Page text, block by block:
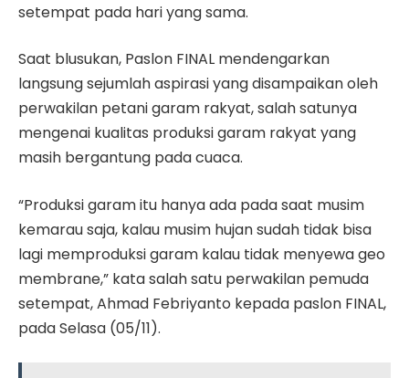
setempat pada hari yang sama.
Saat blusukan, Paslon FINAL mendengarkan
langsung sejumlah aspirasi yang disampaikan oleh
perwakilan petani garam rakyat, salah satunya
mengenai kualitas produksi garam rakyat yang
masih bergantung pada cuaca.
“Produksi garam itu hanya ada pada saat musim
kemarau saja, kalau musim hujan sudah tidak bisa
lagi memproduksi garam kalau tidak menyewa geo
membrane,” kata salah satu perwakilan pemuda
setempat, Ahmad Febriyanto kepada paslon FINAL,
pada Selasa (05/11).